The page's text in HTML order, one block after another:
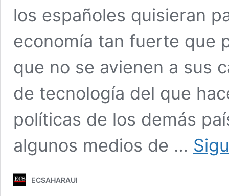
los españoles quisieran
economía tan fuerte que
que no se avienen a sus
de tecnología del que
políticas de los demás
algunos medios de …
ECSAHARAUI